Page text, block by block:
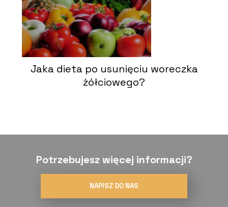
Jaka dieta po usunięciu woreczka
żółciowego?
Potrzebujesz więcej informacji?
NAPISZ DO NAS